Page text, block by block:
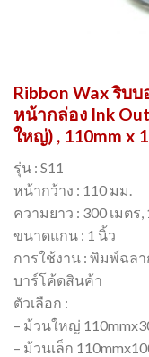
Ribbon Wax ริบ
หน้ากล่อง Ink
ใหญ่) , 110mm x
รุ่น : S11
หน้ากว้าง : 110 มม.
ความยาว : 300 เมตร,
ขนาดแกน : 1 นิ้ว
การใช้งาน : พิมพ์ฉล
บาร์โค้ดสินค้า
ตัวเลือก :
– ม้วนใหญ่
– ม้วนเล็ก